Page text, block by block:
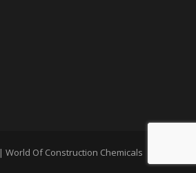
| World Of Construction Chemicals